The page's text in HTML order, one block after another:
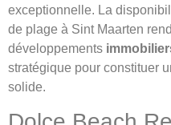
exceptionnelle. La
de plage à Sint Maarten
développements
stratégique pour constituer
solide.